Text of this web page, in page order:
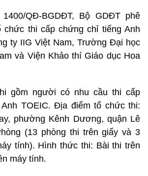
QĐ-BGDĐT, Bộ GDĐT phê
chức thi cấp chứng chỉ tiếng Anh
ty IIG Việt Nam, Trường Đại học
và Viện Khảo thí Giáo dục Hoa
gồm người có nhu cầu thi cấp
TOEIC. Địa điểm tổ chức thi:
phường Kênh Dương, quận Lê
(13 phòng thi trên giấy và 3
tính). Hình thức thi: Bài thi trên
máy tính.